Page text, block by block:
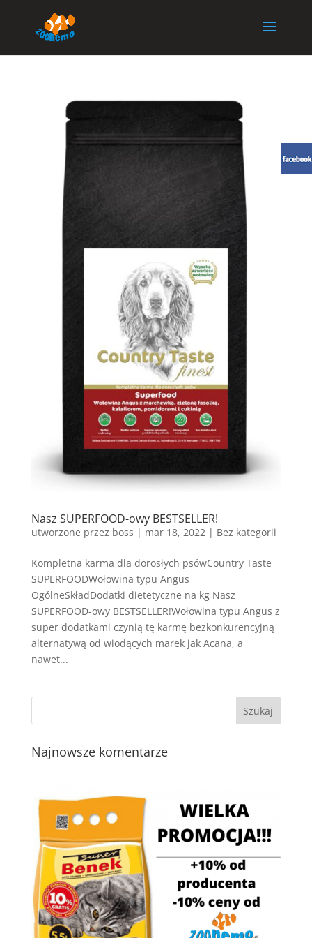
Nasz SUPERFOOD-owy BESTSELLER!
utworzone przez boss | mar 18, 2022| Bez kategorii
Kompletna karma dla dorosłych psówCountry Taste
SUPERFOODWołowina typu Angus
OgólneSkładDodatki dietetyczne na kg Nasz
SUPERFOOD-owy BESTSELLER!Wołowina typu Angus z
super dodatkami czynią tę karmę bezkonkurencyjną
alternatywą od wiodących marek jak Acana, a
nawet...
Najnowsze komentarze